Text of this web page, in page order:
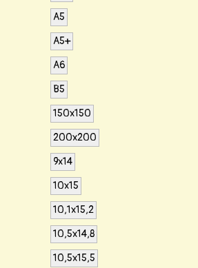
А5
A5+
А6
B5
150х150
200х200
9x14
10x15
10,1x15,2
10,5x14,8
10,5x15,5